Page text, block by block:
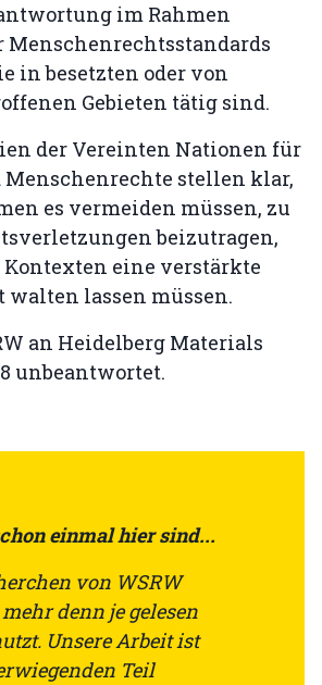
im Rahmen
in besetzten oder von
Gebieten tätig sind.
der Vereinten Nationen für
stellen klar,
es vermeiden müssen, zu
beizutragen,
eine verstärkte
lassen müssen.
an Heidelberg Materials
unbeantwortet.
einmal hier sind...
von WSRW
denn je gelesen
Unsere Arbeit ist
Teil